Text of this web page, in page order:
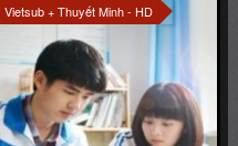
Vietsub + Thuyết Minh - HD